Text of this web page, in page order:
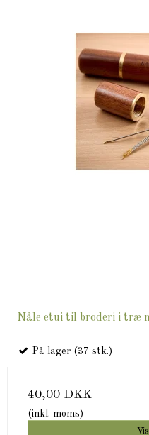
Nåle etui til broderi i træ
På lager (37 stk.)
40,00 DKK
(inkl. moms)